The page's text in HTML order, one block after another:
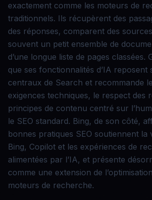
exactement comme les moteurs de
traditionnels. Ils récupèrent des
des réponses, comparent des
souvent un petit ensemble de
d’une longue liste de pages classées.
que ses fonctionnalités d’IA reposent
centraux de Search et recommande
exigences techniques, le respect des
principes de contenu centré sur
le SEO standard. Bing, de son côté,
bonnes pratiques SEO soutiennent la
Bing, Copilot et les expériences de
alimentées par l’IA, et présente
comme une extension de
moteurs de recherche.